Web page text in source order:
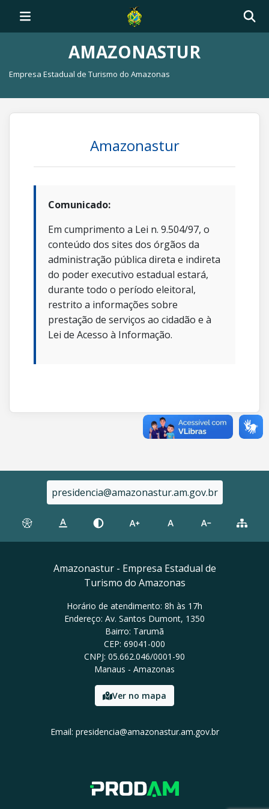
AMAZONASTUR
Empresa Estadual de Turismo do Amazonas
Amazonastur
Comunicado:
Em cumprimento a Lei n. 9.504/97, o
conteúdo dos sites dos órgãos da
administração pública direta e indireta
do poder executivo estadual estará,
durante todo o período eleitoral,
restrito a informações sobre
prestação de serviços ao cidadão e à
Lei de Acesso à Informação.
presidencia@amazonastur.am.gov.br
Amazonastur - Empresa Estadual de
Turismo do Amazonas
Horário de atendimento: 8h às 17h
Endereço: Av. Santos Dumont, 1350
Bairro: Tarumã
CEP: 69041-000
CNPJ: 05.662.046/0001-90
Manaus - Amazonas
Ver no mapa
Email: presidencia@amazonastur.am.gov.br